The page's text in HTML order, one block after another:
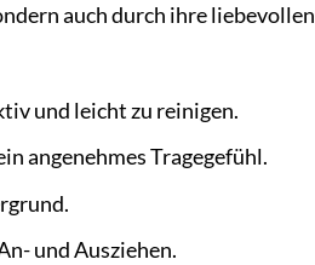
auch durch ihre liebevollen
und leicht zu reinigen.
angenehmes Tragegefühl.
und Ausziehen.